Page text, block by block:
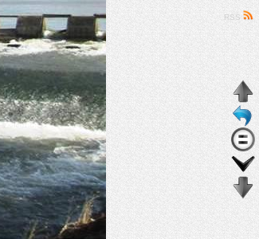
RSS